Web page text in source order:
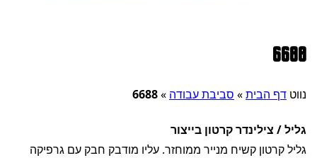
6688
נווט דף הבית» סביבת עבודה »
6688
גליל / צילינדר קרטון בייצור
גליל קרטון קשיח מנייר ממוחזר. עליו מודבק חבק עם גרפיקה